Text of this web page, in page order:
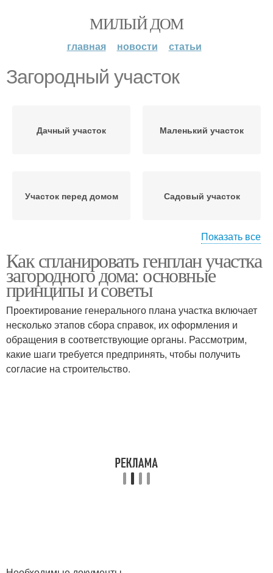
МИЛЫЙ ДОМ
главная новости статьи
Загородный участок
Дачный участок Маленький участок
Участок перед домом Садовый участок
Участок под ключ
Показать все
Как спланировать генплан участка
загородного дома: основные
принципы и советы
Проектирование генерального плана участка включает
несколько этапов сбора справок, их оформления и
обращения в соответствующие органы. Рассмотрим,
какие шаги требуется предпринять, чтобы получить
согласие на строительство.